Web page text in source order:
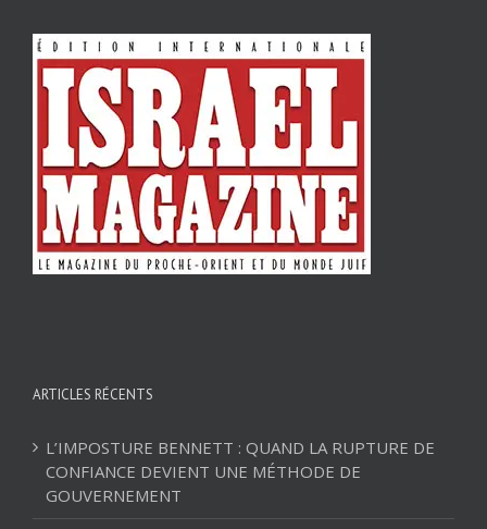
ARTICLES RÉCENTS
L’IMPOSTURE BENNETT : QUAND LA RUPTURE DE
CONFIANCE DEVIENT UNE MÉTHODE DE
GOUVERNEMENT